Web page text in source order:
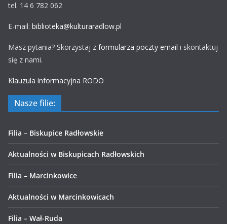
tel. 14 6 782 062
E-mail: biblioteka@kulturaradlow.pl
Masz pytania? Skorzystaj z formularza poczty email i skontaktuj
się z nami.
Klauzula informacyjna RODO
Nasze filie:
Filia – Biskupice Radłowskie
Aktualności w Biskupicach Radłowskich
Filia – Marcinkowice
Aktualności w Marcinkowicach
Filia – Wał-Ruda